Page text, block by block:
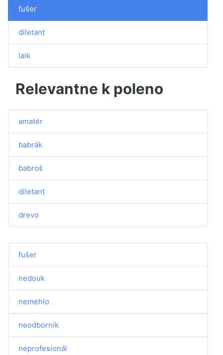
fušer
diletant
laik
Relevantne k poleno
amatér
babrák
babroš
diletant
drevo
fušer
nedouk
nemehlo
neodborník
neprofesionál